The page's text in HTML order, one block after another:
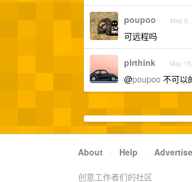
poupoo May 6,
可远程吗
plrthink May
@poupoo 不可以
About · Help · Advertise
创意工作者们的社区